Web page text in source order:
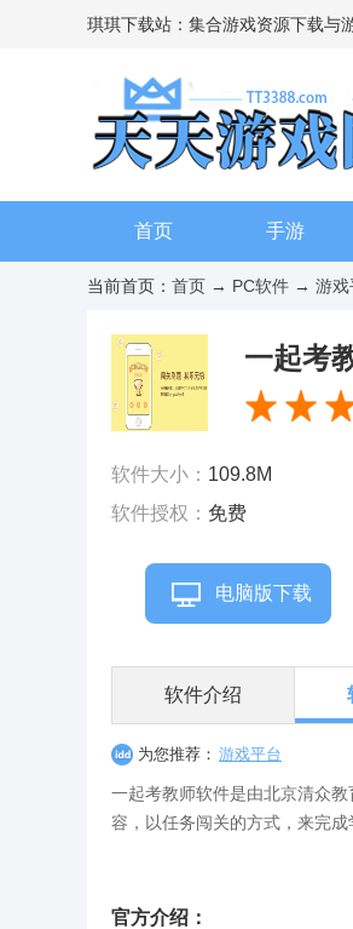
琪琪下载站：集合游戏资源下载与
首页 手游
当前首页： 首页 → PC软件 → 游戏
一起考
软件大小： 109.8M
软件授权： 免费
电脑版下载
软件介绍
为您推荐： 游戏平台
一起考教师软件是由北京清众
容，以任务闯关的方式，来完
官方介绍：